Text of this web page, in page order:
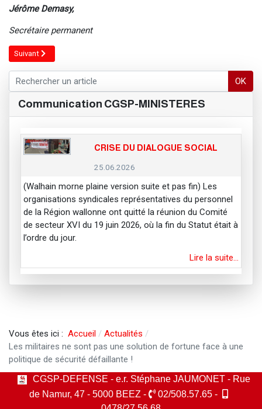
Jérôme Demasy,
Secrétaire permanent
Article suivant : FRONT SYNDICAL COMMUN DÉFENSE
Suivant
OK
Communication CGSP-MINISTERES
CRISE DU DIALOGUE SOCIAL
25.06.2026
(Walhain morne plaine version suite et pas fin) Les
organisations syndicales représentatives du personnel
de la Région wallonne ont quitté la réunion du Comité
de secteur XVI du 19 juin 2026, où la fin du Statut était à
l’ordre du jour.
Lire la suite…
Vous êtes ici : Accueil
Actualités
Les militaires ne sont pas une solution de fortune face à une
politique de sécurité défaillante !
CGSP-DEFENSE - e.r. Stéphane JAUMONET - Rue
de Namur, 47 - 5000 BEEZ -
02/508.57.65 -